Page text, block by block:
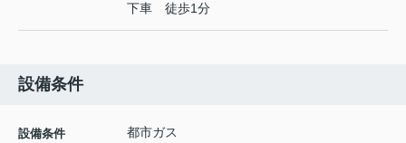
下車 徒歩1分
設備条件
設備条件
都市ガス